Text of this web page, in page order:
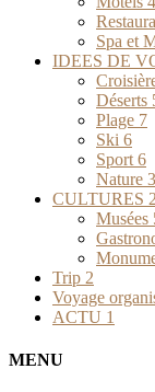
Spa et
IDEES DE
Déserts
Plage 7
Ski 6
Sport 6
Nature 3
CULTURES
Musées
Trip 2
Voyage
ACTU 1
MENU